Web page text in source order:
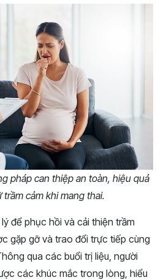
pháp can thiệp an toàn, hiệu quả
cảm khi mang thai.
để phục hồi và cải thiện trầm
gặp gỡ và trao đổi trực tiếp cùng
qua các buổi trị liệu, người
các khúc mắc trong lòng, hiểu